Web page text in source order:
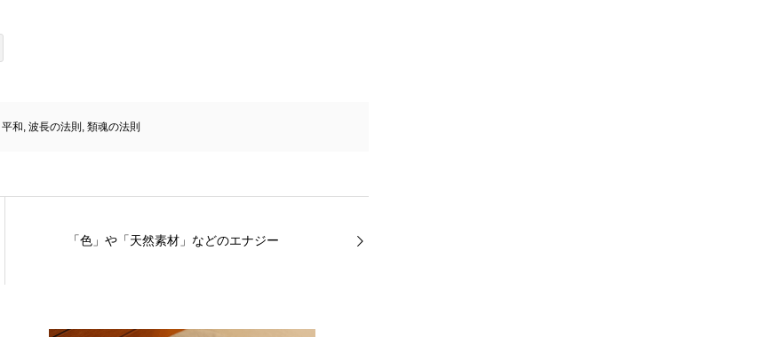
平和, 波長の法則 , 類魂の法則
「色」や「天然素材」などのエナジー